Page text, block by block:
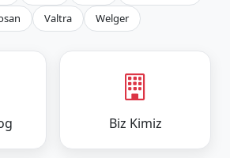
Valtra Welger
Biz Kimiz